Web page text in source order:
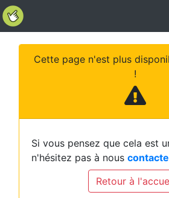
Cette page n'est plus
!
Si vous pensez que cela est
n'hésitez pas à nous
Retour à